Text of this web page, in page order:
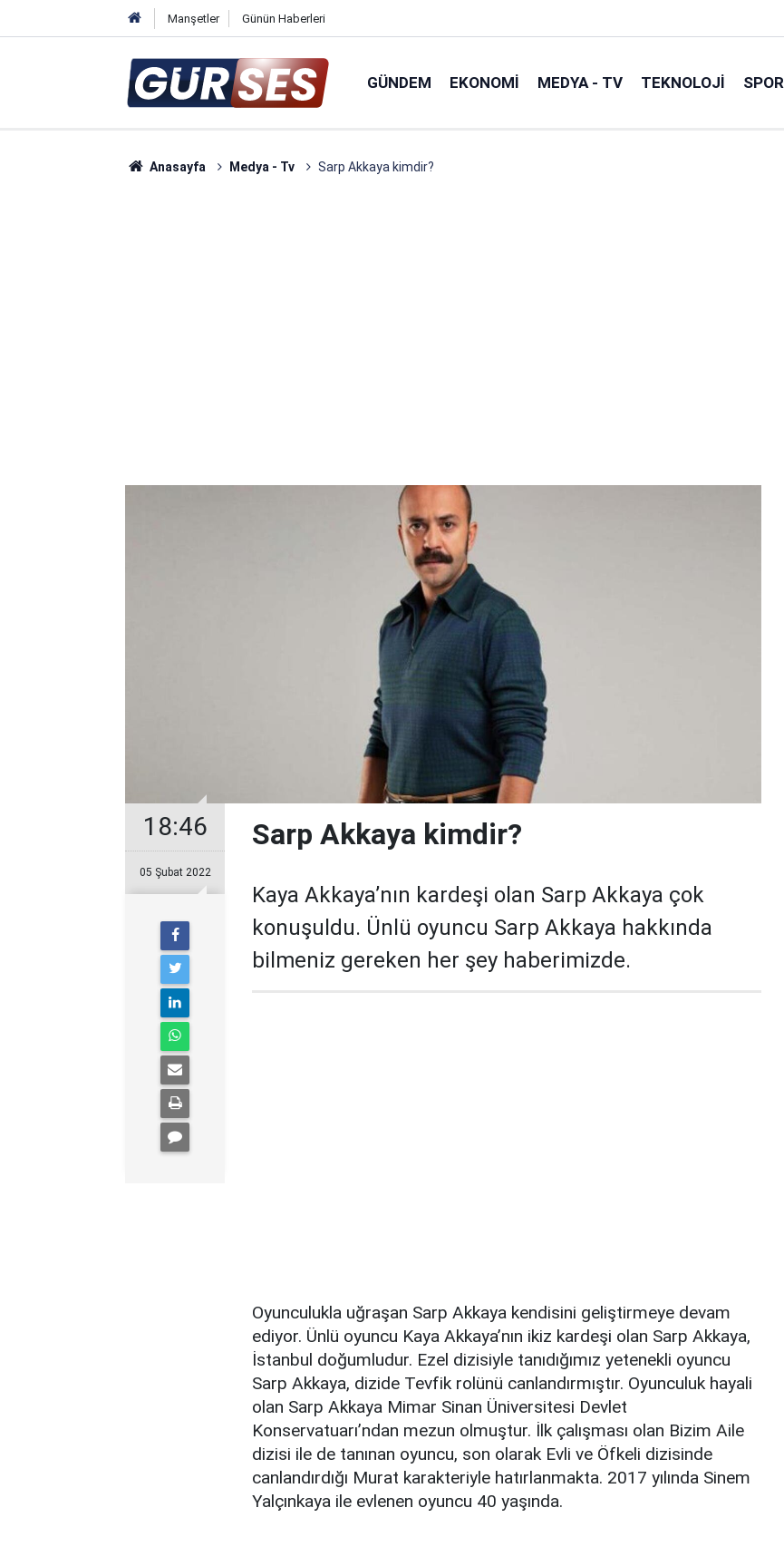
Manşetler Günün Haberleri
GÜNDEM EKONOMI MEDYA - TV TEKNOLOJI SPOR
Anasayfa Medya - Tv Sarp Akkaya kimdir?
18:46
05 Şubat 2022
Sarp Akkaya kimdir?
Kaya Akkaya’nın kardeşi olan Sarp Akkaya çok
konuşuldu. Ünlü oyuncu Sarp Akkaya hakkında
bilmeniz gereken her şey haberimizde.
Oyunculukla uğraşan Sarp Akkaya kendisini geliştirmeye devam
ediyor. Ünlü oyuncu Kaya Akkaya’nın ikiz kardeşi olan Sarp Akkaya,
İstanbul doğumludur. Ezel dizisiyle tanıdığımız yetenekli oyuncu
Sarp Akkaya, dizide Tevfik rolünü canlandırmıştır. Oyunculuk hayali
olan Sarp Akkaya Mimar Sinan Üniversitesi Devlet
Konservatuarı’ndan mezun olmuştur. İlk çalışması olan Bizim Aile
dizisi ile de tanınan oyuncu, son olarak Evli ve Öfkeli dizisinde
canlandırdığı Murat karakteriyle hatırlanmakta. 2017 yılında Sinem
Yalçınkaya ile evlenen oyuncu 40 yaşında.